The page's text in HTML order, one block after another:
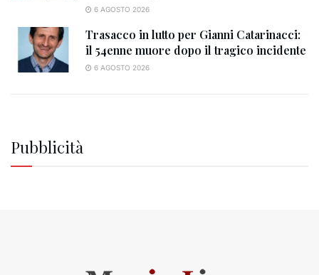
6 AGOSTO 2026
Trasacco in lutto per Gianni Catarinacci:
il 54enne muore dopo il tragico incidente
6 AGOSTO 2026
Pubblicità